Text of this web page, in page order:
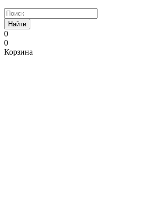
Найти
0
0
Корзина